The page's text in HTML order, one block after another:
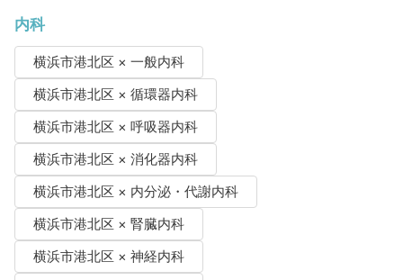
内科
横浜市港北区 × 一般内科
横浜市港北区 × 循環器内科
横浜市港北区 × 呼吸器内科
横浜市港北区 × 消化器内科
横浜市港北区 × 内分泌・代謝内科
横浜市港北区 × 腎臓内科
横浜市港北区 × 神経内科